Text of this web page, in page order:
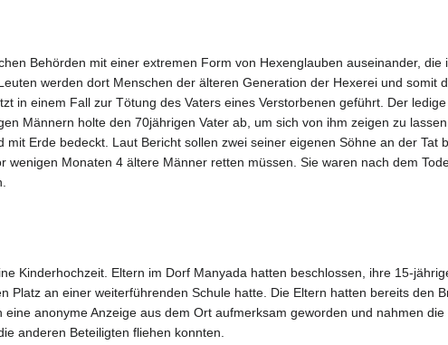
Behörden mit einer extremen Form von Hexenglauben auseinander,
werden dort Menschen der älteren Generation der Hexerei und somit
in einem Fall zur Tötung des Vaters eines Verstorbenen geführt. Der
Männern holte den 70jährigen Vater ab, um sich von ihm zeigen zu
Erde bedeckt. Laut Bericht sollen zwei seiner eigenen Söhne an der Tat
wenigen Monaten 4 ältere Männer retten müssen. Sie waren nach dem
Kinderhochzeit. Eltern im Dorf Manyada hatten beschlossen, ihre 15-
Platz an einer weiterführenden Schule hatte. Die Eltern hatten bereits den
anonyme Anzeige aus dem Ort aufmerksam geworden und nahmen
anderen Beteiligten fliehen konnten.